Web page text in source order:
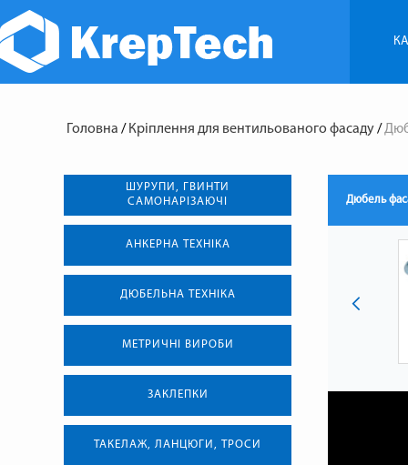
Головна / Кріплення для вентильованого фасаду/
ШУРУПИ, ГВИНТИ
САМОНАРІЗАЮЧІ
АНКЕРНА ТЕХНIКА
ДЮБЕЛЬНА ТЕХНІКА
МЕТРИЧНІ ВИРОБИ
ЗАКЛЕПКИ
ТАКЕЛАЖ, ЛАНЦЮГИ, ТРОСИ
Дюбель